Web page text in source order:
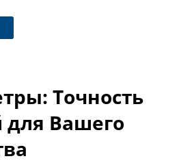
Точность
Вашего